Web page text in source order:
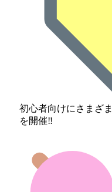
初心者向けにさまざ
を開催‼️